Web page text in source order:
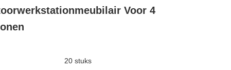
Voor 4
20 stuks